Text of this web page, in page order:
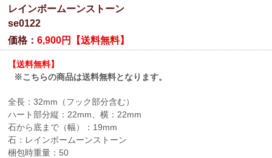
レインボームーンストーン
se0122
価格：6,900円【送料無料】
【送料無料】
※こちらの商品は送料無料となります。
全長：32mm（フック部分含む）
ハート部分縦：22mm、横：22mm
石から底まで（幅）：19mm
石：レインボームーンストーン
梱包時重量：50